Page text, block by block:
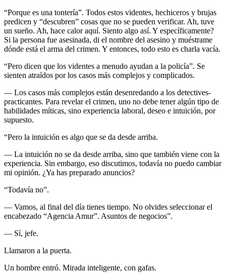
“Porque es una tontería”. Todos estos videntes, hechiceros y brujas
predicen y “descubren” cosas que no se pueden verificar. Ah, tuve
un sueño. Ah, hace calor aquí. Siento algo así. Y específicamente?
Si la persona fue asesinada, di el nombre del asesino y muéstrame
dónde está el arma del crimen. Y entonces, todo esto es charla vacía.
“Pero dicen que los videntes a menudo ayudan a la policía”. Se
sienten atraídos por los casos más complejos y complicados.
— Los casos más complejos están desenredando a los detectives-
practicantes. Para revelar el crimen, uno no debe tener algún tipo de
habilidades míticas, sino experiencia laboral, deseo e intuición, por
supuesto.
“Pero la intuición es algo que se da desde arriba.
— La intuición no se da desde arriba, sino que también viene con la
experiencia. Sin embargo, eso discutimos, todavía no puedo cambiar
mi opinión. ¿Ya has preparado anuncios?
“Todavía no”.
— Vamos, al final del día tienes tiempo. No olvides seleccionar el
encabezado “Agencia Amur”. Asuntos de negocios”.
— Sí, jefe.
Llamaron a la puerta.
Un hombre entró. Mirada inteligente, con gafas.